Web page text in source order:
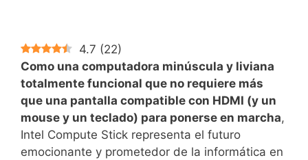
4.7 (22)
Como una computadora minúscula y liviana
totalmente funcional que no requiere más
que una pantalla compatible con HDMI (y un
mouse y un teclado) para ponerse en marcha,
Intel Compute Stick representa el futuro
emocionante y prometedor de la informática en